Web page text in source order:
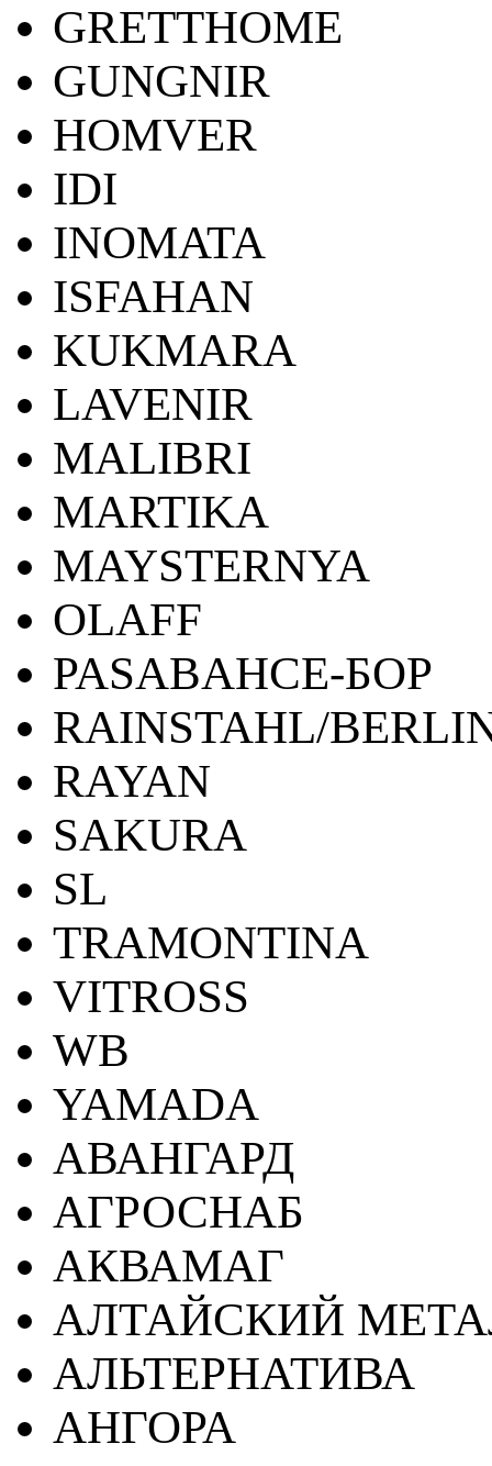
GRETTHOME
GUNGNIR
HOMVER
IDI
INOMATA
ISFAHAN
KUKMARA
LAVENIR
MALIBRI
MARTIKA
MAYSTERNYA
OLAFF
PASABAHCE-БОР
RAINSTAHL/
RAYAN
SAKURA
SL
TRAMONTINA
VITROSS
WB
YAMADA
АВАНГАРД
АГРОСНАБ
АКВАМАГ
АЛТАЙСКИЙ
АЛЬТЕРНАТИВА
АНГОРА